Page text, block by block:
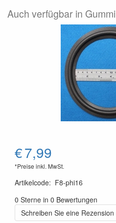
Auch verfügbar in Gummi
€7,99
*Preise inkl. MwSt.
Artikelcode: F8-phi16
0 Sterne in 0 Bewertungen
Schreiben Sie eine Rezension